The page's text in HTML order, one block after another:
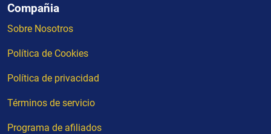
Compañia
Sobre Nosotros
Política de Cookies
Política de privacidad
Términos de servicio
Programa de afiliados